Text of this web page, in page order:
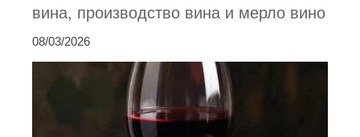
вина, производство вина и мерло вино
08/03/2026